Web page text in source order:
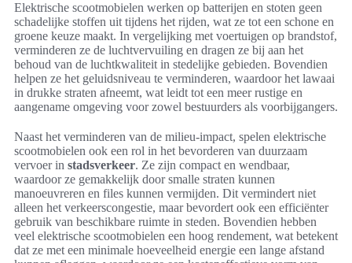
Elektrische scootmobielen werken op batterijen en stoten geen
schadelijke stoffen uit tijdens het rijden, wat ze tot een schone en
groene keuze maakt. In vergelijking met voertuigen op brandstof,
verminderen ze de luchtvervuiling en dragen ze bij aan het
behoud van de luchtkwaliteit in stedelijke gebieden. Bovendien
helpen ze het geluidsniveau te verminderen, waardoor het lawaai
in drukke straten afneemt, wat leidt tot een meer rustige en
aangename omgeving voor zowel bestuurders als voorbijgangers.
Naast het verminderen van de milieu-impact, spelen elektrische
scootmobielen ook een rol in het bevorderen van duurzaam
vervoer in stadsverkeer. Ze zijn compact en wendbaar,
waardoor ze gemakkelijk door smalle straten kunnen
manoeuvreren en files kunnen vermijden. Dit vermindert niet
alleen het verkeerscongestie, maar bevordert ook een efficiënter
gebruik van beschikbare ruimte in steden. Bovendien hebben
veel elektrische scootmobielen een hoog rendement, wat betekent
dat ze met een minimale hoeveelheid energie een lange afstand